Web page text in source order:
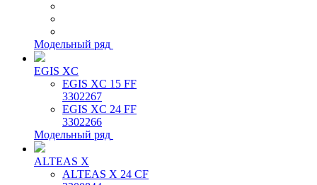
Модельный ряд
EGIS XC
EGIS XC 15 FF
3302267
EGIS XC 24 FF
3302266
Модельный ряд
ALTEAS X
ALTEAS X 24 CF